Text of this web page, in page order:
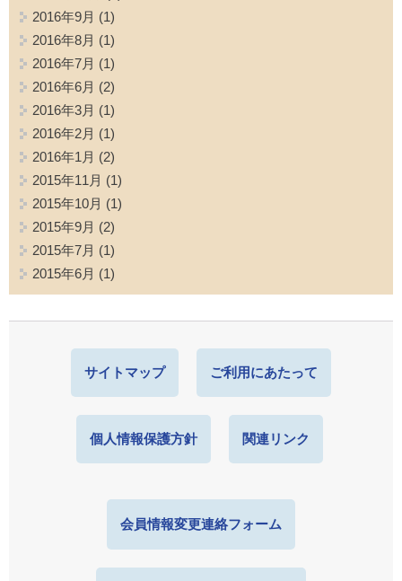
2016年9月 (1)
2016年8月 (1)
2016年7月 (1)
2016年6月 (2)
2016年3月 (1)
2016年2月 (1)
2016年1月 (2)
2015年11月 (1)
2015年10月 (1)
2015年9月 (2)
2015年7月 (1)
2015年6月 (1)
サイトマップ ご利用にあたって
個人情報保護方針 関連リンク
会員情報変更連絡フォーム